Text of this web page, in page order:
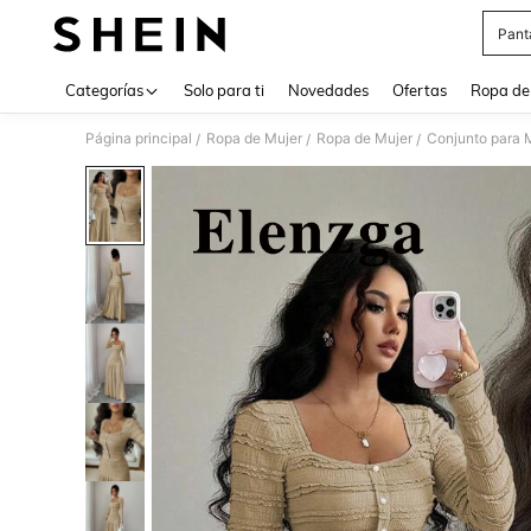
Categorías Solo para ti Novedades Ofertas Ropa
Página principal / Ropa de Mujer / Ropa de Mujer / Conjunto para